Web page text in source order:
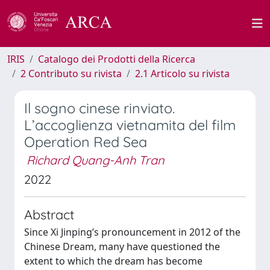
IRIS
Catalogo dei Prodotti della Ricerca
2 Contributo su rivista
2.1 Articolo su rivista
Il sogno cinese rinviato.
L’accoglienza vietnamita del film
Operation Red Sea
Richard Quang-Anh Tran
2022
Abstract
Since Xi Jinping’s pronouncement in 2012 of the
Chinese Dream, many have questioned the
extent to which the dream has become